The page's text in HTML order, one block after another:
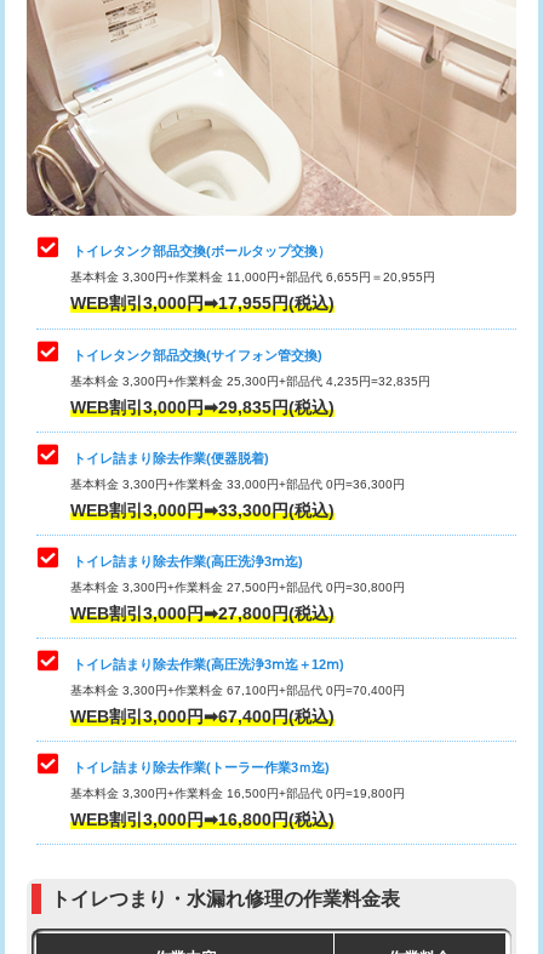
トイレタンク部品交換(ボールタップ交換）
基本料金 3,300円+作業料金 11,000円+部品代 6,655円＝20,955円
WEB割引3,000円➡17,955円(税込)
トイレタンク部品交換(サイフォン管交換)
基本料金 3,300円+作業料金 25,300円+部品代 4,235円=32,835円
WEB割引3,000円➡29,835円(税込)
トイレ詰まり除去作業(便器脱着)
基本料金 3,300円+作業料金 33,000円+部品代 0円=36,300円
WEB割引3,000円➡33,300円(税込)
トイレ詰まり除去作業(高圧洗浄3ⅿ迄)
基本料金 3,300円+作業料金 27,500円+部品代 0円=30,800円
WEB割引3,000円➡27,800円(税込)
トイレ詰まり除去作業(高圧洗浄3ⅿ迄＋12ⅿ)
基本料金 3,300円+作業料金 67,100円+部品代 0円=70,400円
WEB割引3,000円➡67,400円(税込)
トイレ詰まり除去作業(トーラー作業3ｍ迄)
基本料金 3,300円+作業料金 16,500円+部品代 0円=19,800円
WEB割引3,000円➡16,800円(税込)
トイレつまり・水漏れ修理の作業料金表